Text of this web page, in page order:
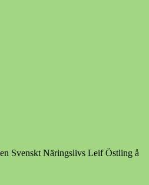
Svenskt Näringslivs Leif Östling å